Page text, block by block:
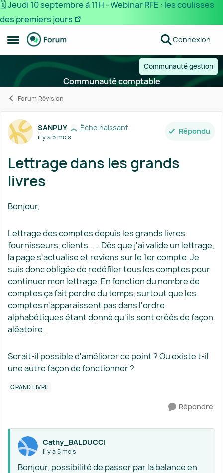
🗓️ Jeudi 10 septembre à 11H - Webinar RFE : les coulisses
des premiers jours
Ouvrir Menu Latéral
Passer au contenu Connexion
Communauté gestion
Communauté comptable
Forum Révision
Forum Discussion
SANPUY Écho naissant
il y a 5 mois
Répondu
Lettrage dans les grands
livres
Bonjour,
Lettrage des comptes depuis les grands livres
fournisseurs, clients... : Dès que j'ai valide un lettrage,
la page s'actualise et reviens sur le 1er compte. Je
suis donc obligée de redéfiler tous les comptes pour
continuer mon lettrage. En fonction du nombre de
comptes ça fait perdre du temps, surtout que les
comptes n'apparaissent pas dans l'ordre
alphabétiques étant donné qu'ils sont créés de façon
aléatoire.
Serait-il possible d'améliorer ce point ? Ou existe t-il
une autre façon de fonctionner ?
GRAND LIVRE
Répondre
Cathy_BALDUCCI
il y a 5 mois
Bonjour, possibilité de passer par la balance en